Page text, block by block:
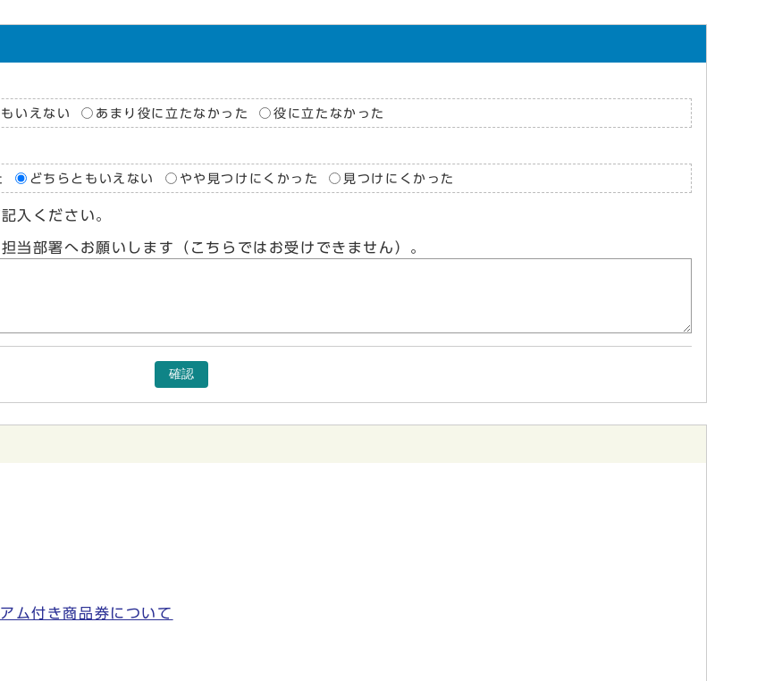
いえない あまり役に立たなかった 役に立たなかった
どちらともいえない やや見つけにくかった 見つけにくかった
入ください。
当部署へお願いします（こちらではお受けできません）。
確認
ム付き商品券について